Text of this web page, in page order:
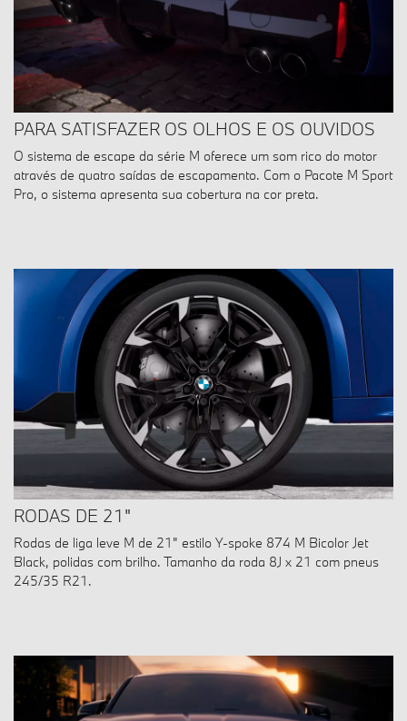
PARA SATISFAZER OS OLHOS E OS OUVIDOS
O sistema de escape da série M oferece um som rico do motor
através de quatro saídas de escapamento. Com o Pacote M Sport
Pro, o sistema apresenta sua cobertura na cor preta.
RODAS DE 21"
Rodas de liga leve M de 21" estilo Y-spoke 874 M Bicolor Jet
Black, polidas com brilho. Tamanho da roda 8J x 21 com pneus
245/35 R21.